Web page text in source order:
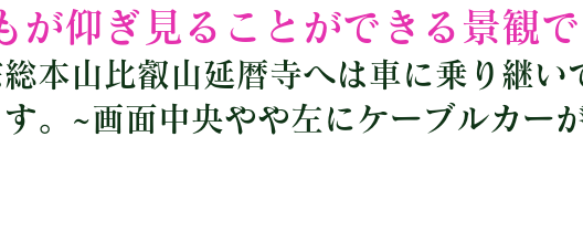
が仰ぎ見ることができる景観
本山比叡山延暦寺へは車に乗り継い
。~画面中央やや左にケーブルカー